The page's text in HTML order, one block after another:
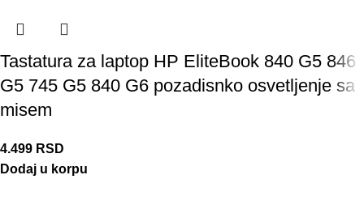
Tastatura za laptop HP EliteBook 840 G5 846
G5 745 G5 840 G6 pozadisnko osvetljenje sa
misem
4.499 RSD
Dodaj u korpu